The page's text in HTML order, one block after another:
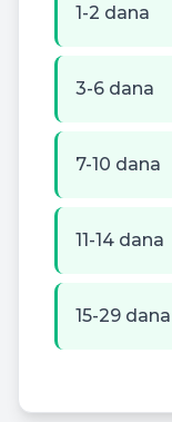
1-2 dana
3-6 dana
7-10 dana
11-14 dana
15-29 dana